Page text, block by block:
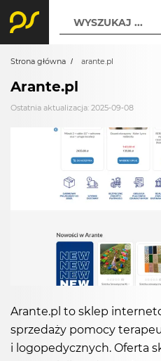
WYSZUKAJ ...
Strona główna arante.pl
Arante.pl
Ostatnia aktualizacja: 2025-09-08
Arante.pl to sklep
sprzedaży pomocy
i logopedycznych. Oferta